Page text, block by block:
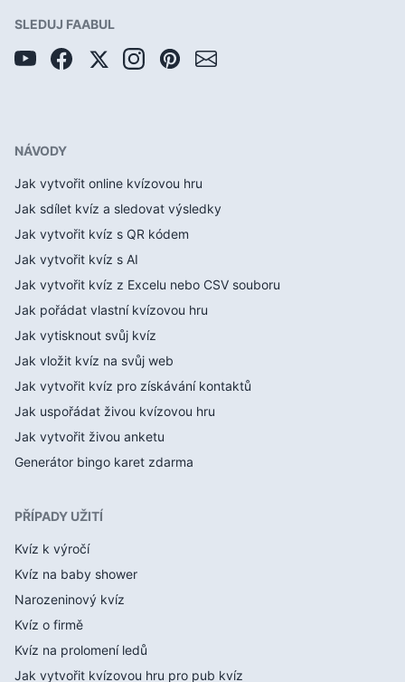
SLEDUJ FAABUL
NÁVODY
Jak vytvořit online kvízovou hru
Jak sdílet kvíz a sledovat výsledky
Jak vytvořit kvíz s QR kódem
Jak vytvořit kvíz s AI
Jak vytvořit kvíz z Excelu nebo CSV souboru
Jak pořádat vlastní kvízovou hru
Jak vytisknout svůj kvíz
Jak vložit kvíz na svůj web
Jak vytvořit kvíz pro získávání kontaktů
Jak uspořádat živou kvízovou hru
Jak vytvořit živou anketu
Generátor bingo karet zdarma
PŘÍPADY UŽITÍ
Kvíz k výročí
Kvíz na baby shower
Narozeninový kvíz
Kvíz o firmě
Kvíz na prolomení ledů
Jak vytvořit kvízovou hru pro pub kvíz